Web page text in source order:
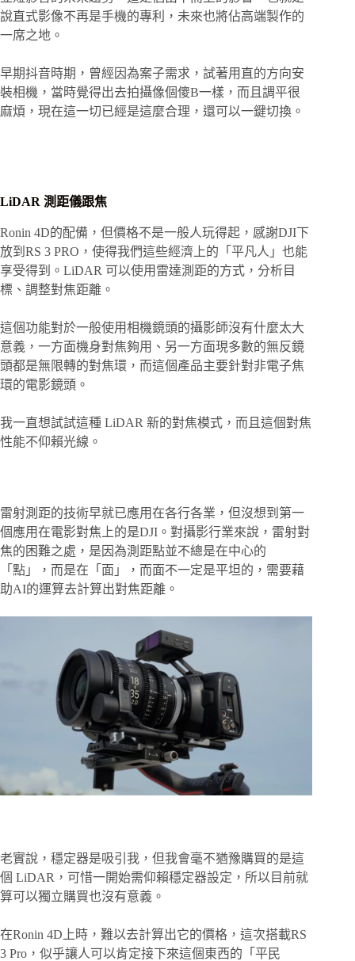
說直式影像不再是手機的專利，未來也將佔高端製作的
一席之地。
早期抖音時期，曾經因為案子需求，試著用直的方向安
裝相機，當時覺得出去拍攝像個傻B一樣，而且調平很
麻煩，現在這一切已經是這麼合理，還可以一鍵切換。
LiDAR 測距儀跟焦
Ronin 4D的配備，但價格不是一般人玩得起，感謝DJI下
放到RS 3 PRO，使得我們這些經濟上的「平凡人」也能
享受得到。LiDAR 可以使用雷達測距的方式，分析目
標、調整對焦距離。
這個功能對於一般使用相機鏡頭的攝影師沒有什麼太大
意義，一方面機身對焦夠用、另一方面現多數的無反鏡
頭都是無限轉的對焦環，而這個產品主要針對非電子焦
環的電影鏡頭。
我一直想試試這種 LiDAR 新的對焦模式，而且這個對焦
性能不仰賴光線。
雷射測距的技術早就已應用在各行各業，但沒想到第一
個應用在電影對焦上的是DJI。對攝影行業來說，雷射對
焦的困難之處，是因為測距點並不總是在中心的
「點」，而是在「面」，而面不一定是平坦的，需要藉
助AI的運算去計算出對焦距離。
老實說，穩定器是吸引我，但我會毫不猶豫購買的是這
個 LiDAR，可惜一開始需仰賴穩定器設定，所以目前就
算可以獨立購買也沒有意義。
在Ronin 4D上時，難以去計算出它的價格，這次搭載RS
3 Pro，似乎讓人可以肯定接下來這個東西的「平民